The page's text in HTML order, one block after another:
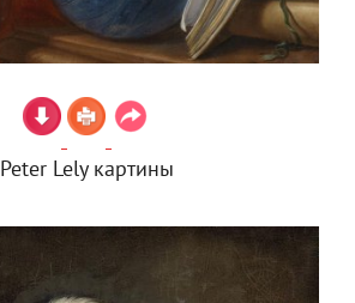
Peter Lely картины